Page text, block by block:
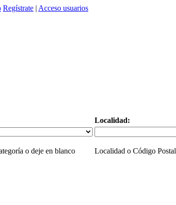
Regístrate | Acceso usuarios
Localidad:
o deje en blanco Localidad o Código Postal